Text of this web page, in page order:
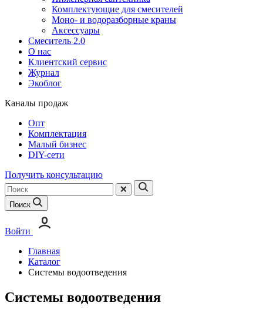
Комплектующие для смесителей
Моно- и водоразборные краны
Аксессуары
Смеситель 2.0
О нас
Клиентский сервис
Журнал
Экоблог
Каналы продаж
Опт
Комплектация
Малый бизнес
DIY-сети
Получить консультацию
Поиск
Войти
Главная
Каталог
Системы водоотведения
Системы водоотведения